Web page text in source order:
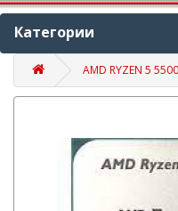
Категории
AMD RYZEN 5